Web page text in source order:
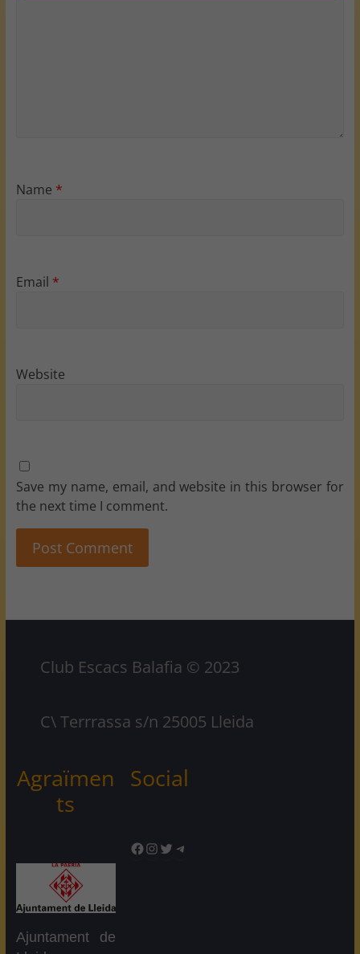
Name *
Email *
Website
Save my name, email, and website in this browser for
the next time I comment.
Club Escacs Balafia © 2023
C\ Terrrassa s/n 25005 Lleida
Agraïmen
ts
Ajuntament de
Social
Facebook
Instagram
TwitterTelegram